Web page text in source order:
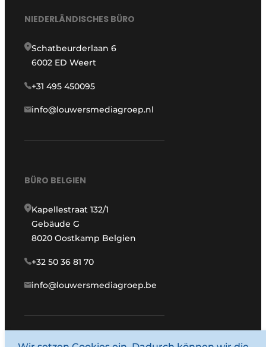
NIEDERLÄNDISCHES BÜRO
Schatbeurderlaan 6
6002 ED Weert
+31 495 450095
info@louwersmediagroep.nl
BÜRO BELGIEN
Kapellestraat 132/1
Gebäude G
8020 Oostkamp Belgien
+32 50 36 81 70
info@louwersmediagroep.be